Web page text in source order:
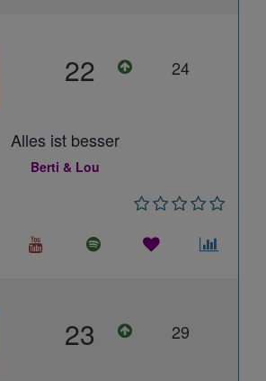
22 24
Alles ist besser
Berti & Lou
23 29